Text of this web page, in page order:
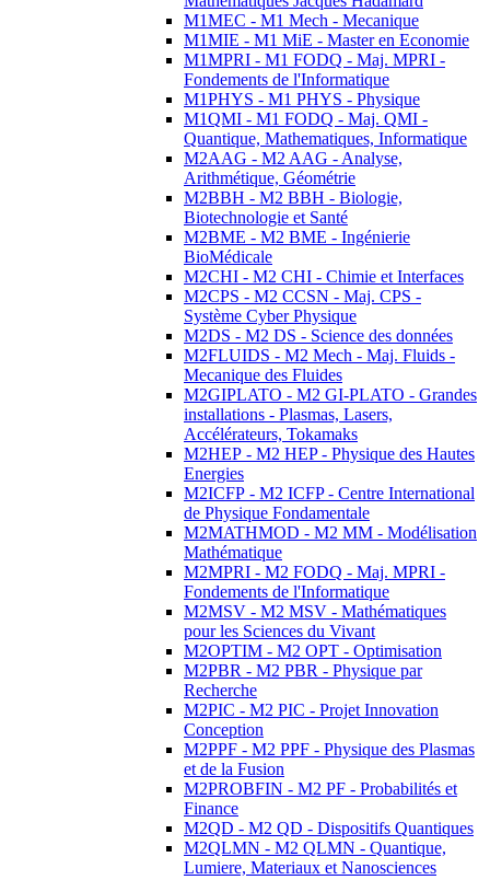
M1MEC - M1 Mech - Mecanique
M1MIE - M1 MiE - Master en Economie
M1MPRI - M1 FODQ - Maj. MPRI -
Fondements de l'Informatique
M1PHYS - M1 PHYS - Physique
M1QMI - M1 FODQ - Maj. QMI -
Quantique, Mathematiques, Informatique
M2AAG - M2 AAG - Analyse,
Arithmétique, Géométrie
M2BBH - M2 BBH - Biologie,
Biotechnologie et Santé
M2BME - M2 BME - Ingénierie
BioMédicale
M2CHI - M2 CHI - Chimie et Interfaces
M2CPS - M2 CCSN - Maj. CPS -
Système Cyber Physique
M2DS - M2 DS - Science des données
M2FLUIDS - M2 Mech - Maj. Fluids -
Mecanique des Fluides
M2GIPLATO - M2 GI-PLATO - Grandes
installations - Plasmas, Lasers,
Accélérateurs, Tokamaks
M2HEP - M2 HEP - Physique des Hautes
Energies
M2ICFP - M2 ICFP - Centre International
de Physique Fondamentale
M2MATHMOD - M2 MM - Modélisation
Mathématique
M2MPRI - M2 FODQ - Maj. MPRI -
Fondements de l'Informatique
M2MSV - M2 MSV - Mathématiques
pour les Sciences du Vivant
M2OPTIM - M2 OPT - Optimisation
M2PBR - M2 PBR - Physique par
Recherche
M2PIC - M2 PIC - Projet Innovation
Conception
M2PPF - M2 PPF - Physique des Plasmas
et de la Fusion
M2PROBFIN - M2 PF - Probabilités et
Finance
M2QD - M2 QD - Dispositifs Quantiques
M2QLMN - M2 QLMN - Quantique,
Lumiere, Materiaux et Nanosciences